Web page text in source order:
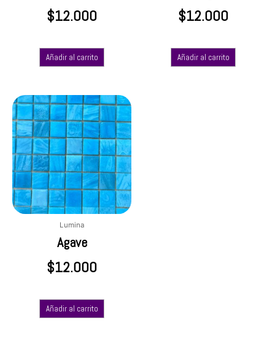
$12.000
Añadir al carrito
$12.000
Añadir al carrito
Lumina
Agave
$12.000
Añadir al carrito